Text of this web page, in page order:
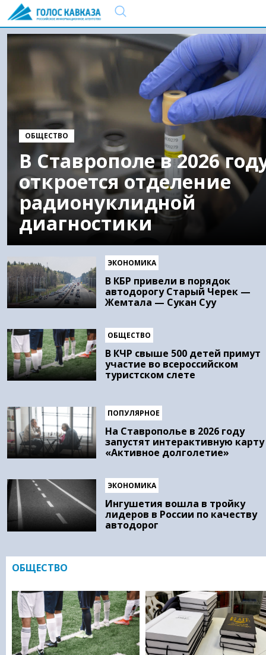
ОБЩЕСТВО
В Ставрополе в 2026
откроется отделение
радионуклидной
диагностики
ЭКОНОМИКА
В КБР привели в порядок
автодорогу Старый Черек —
Жемтала — Сукан Суу
ОБЩЕСТВО
В КЧР свыше 500 детей примут
участие во всероссийском
туристском слете
ПОПУЛЯРНОЕ
На Ставрополье в 2026 году
запустят интерактивную карту
«Активное долголетие»
ЭКОНОМИКА
Ингушетия вошла в тройку
лидеров в России по качеству
автодорог
ОБЩЕСТВО